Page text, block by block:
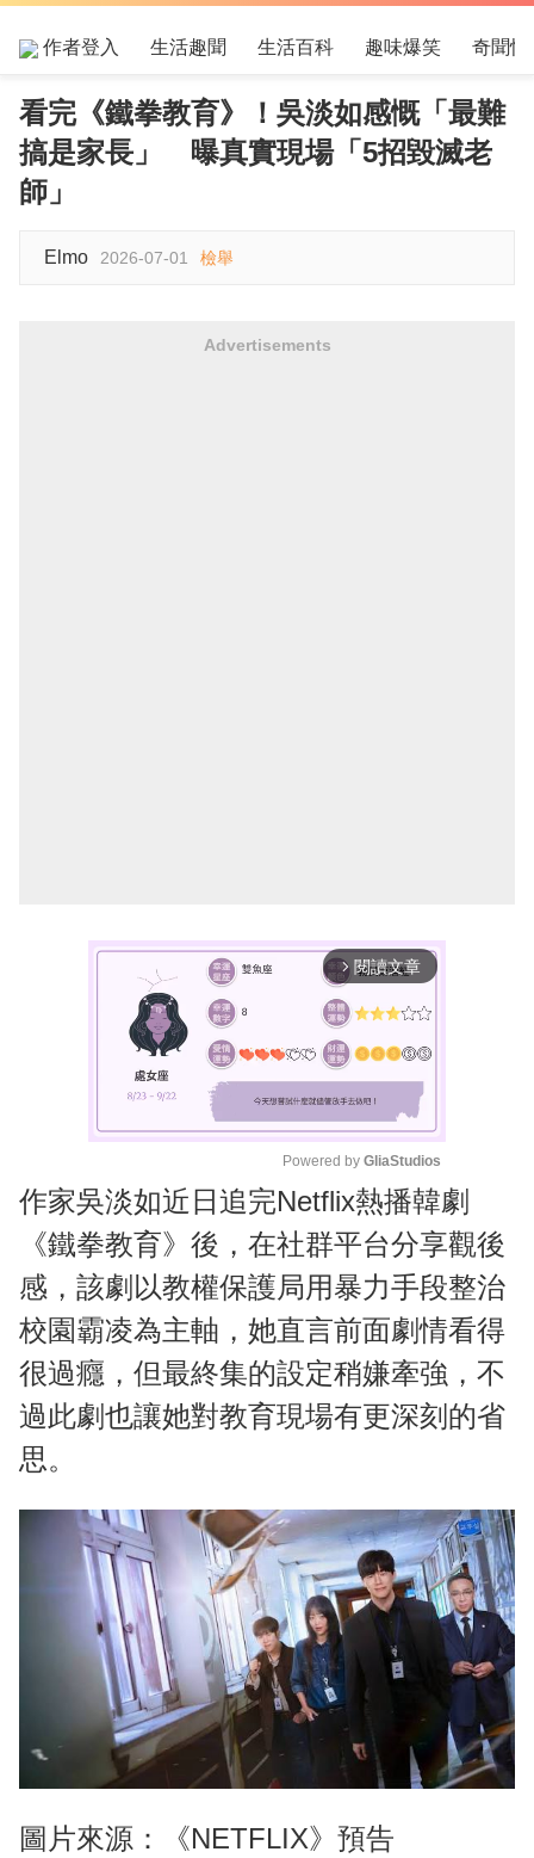
作者登入 生活趣聞 生活百科 趣味爆笑 奇聞怪
看完《鐵拳教育》！吳淡如感慨「最難
搞是家長」 曝真實現場「5招毀滅老
師」
Elmo 2026-07-01 檢舉
Advertisements
arrow_forward_ios 閱讀文章
M
e
Powered by GliaStudios
作家吳淡如近日追完Netflix熱播韓劇
《鐵拳教育》後，在社群平台分享觀後
感，該劇以教權保護局用暴力手段整治
校園霸凌為主軸，她直言前面劇情看得
很過癮，但最終集的設定稍嫌牽強，不
過此劇也讓她對教育現場有更深刻的省
思。
圖片來源：《NETFLIX》預告